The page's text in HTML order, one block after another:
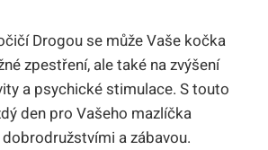
Drogou se může Vaše kočka
zpestření, ale také na zvýšení
a psychické​ stimulace. S touto
den pro Vašeho mazlíčka
a zábavou.